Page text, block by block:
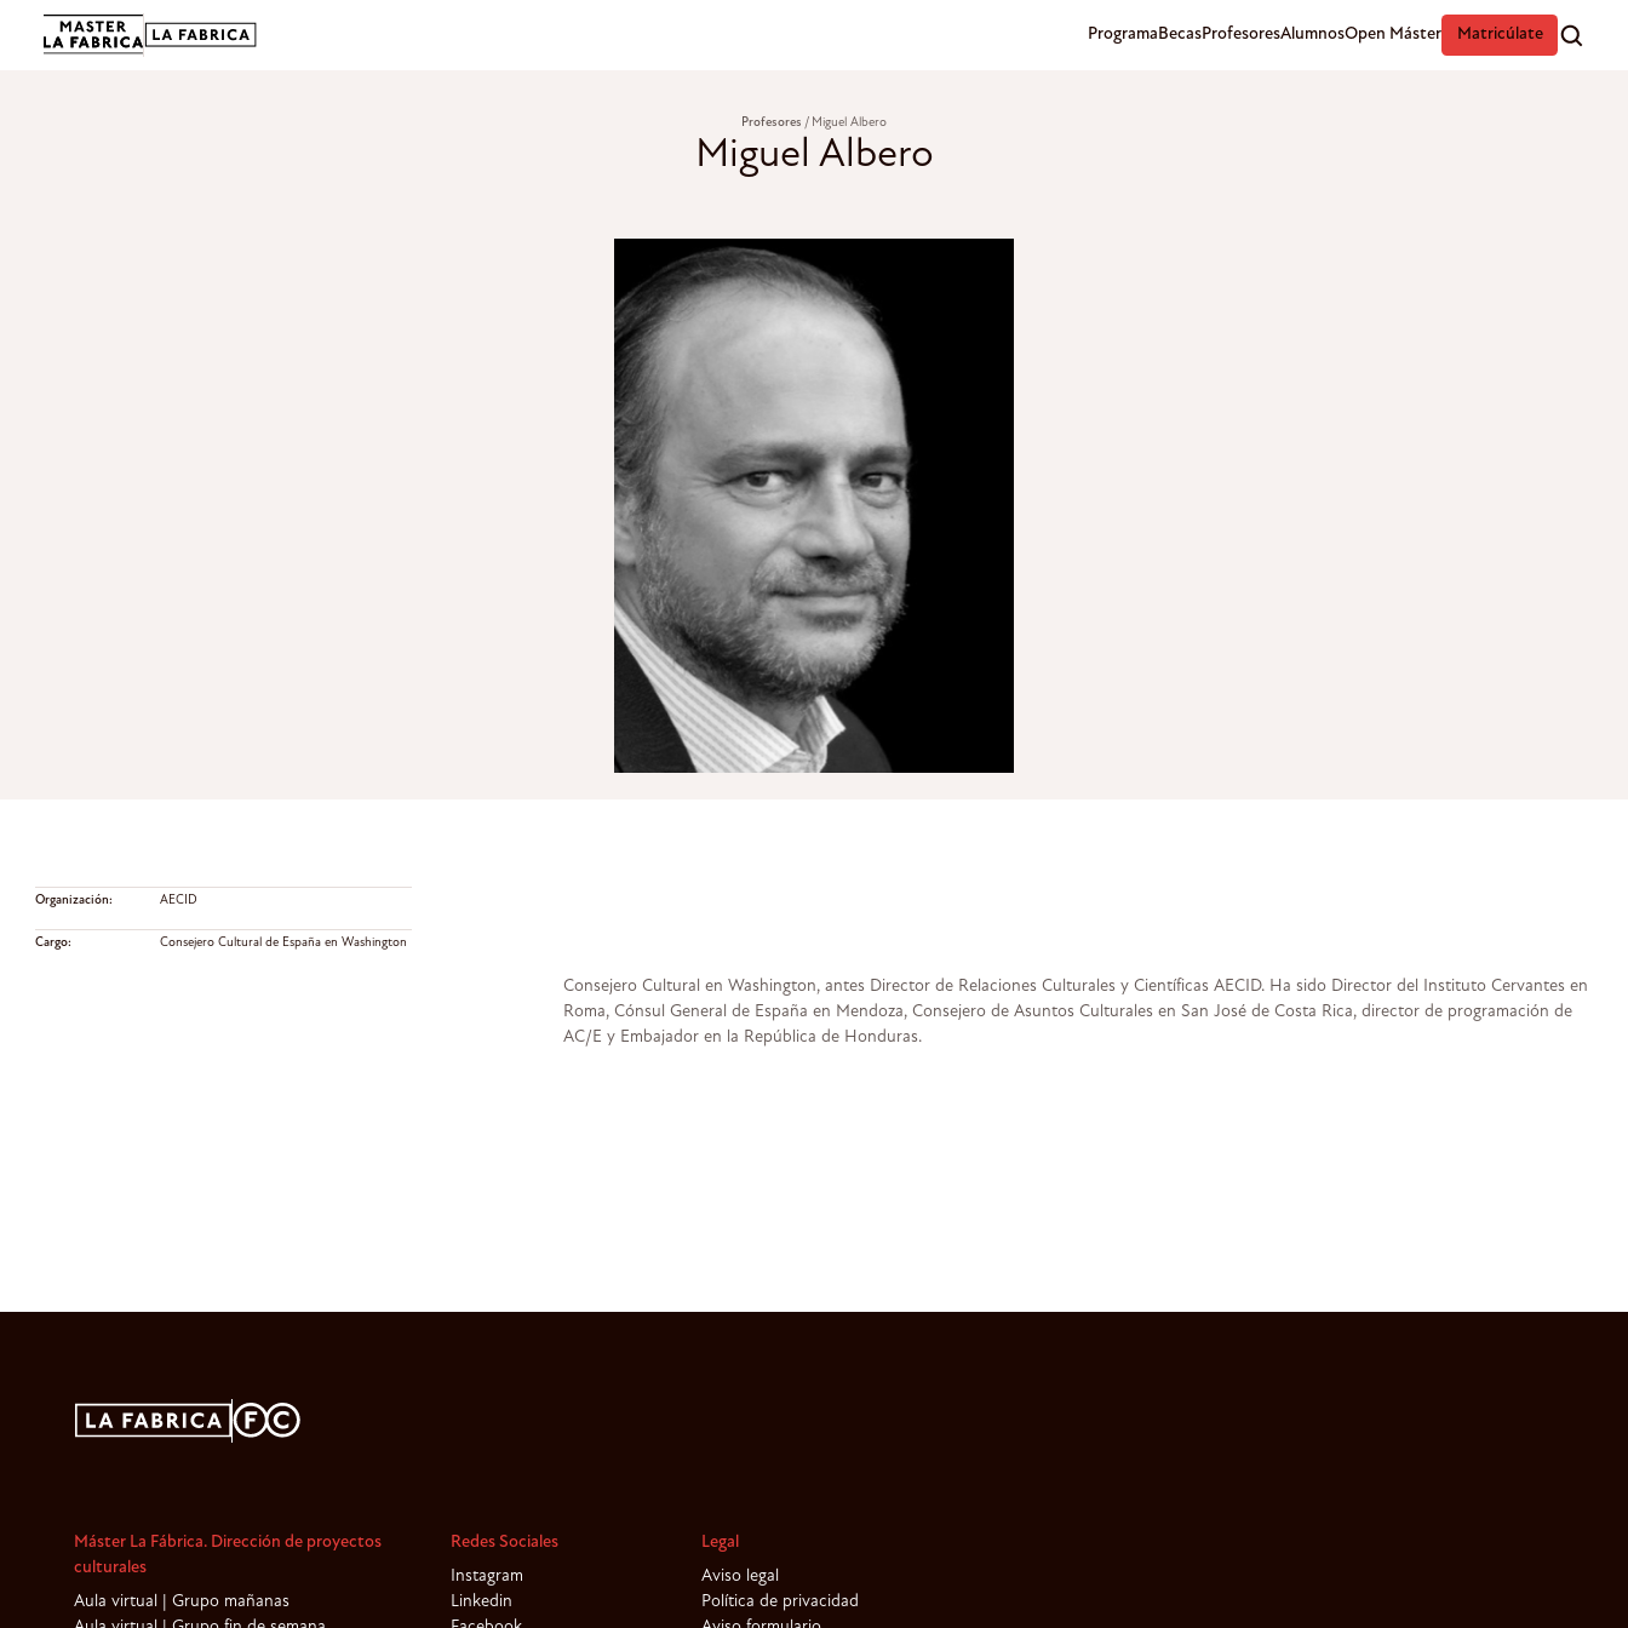
ProgramaBecasProfesoresAlumnosOpen Máster Matricúlate
Profesores Miguel Albero
Miguel Albero
Organización: AECID
Cargo: Consejero Cultural de España en Washington
Consejero Cultural en Washington, antes Director de Relaciones Culturales y Científicas AECID. Ha sido Director del Instituto Cervantes en
Roma, Cónsul General de España en Mendoza, Consejero de Asuntos Culturales en San José de Costa Rica, director de programación de
AC/E y Embajador en la República de Honduras.
Máster La Fábrica. Dirección de proyectos
culturales
Aula virtual | Grupo mañanas
Redes Sociales
Instagram
Linkedin
Legal
Aviso legal
Política de privacidad